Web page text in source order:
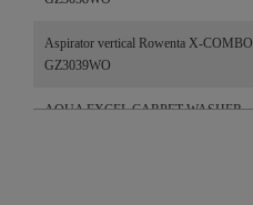
Aspirator vertical Rowenta X-COMBO
GZ3039WO
AQUA EXCEL CARPET WASHER